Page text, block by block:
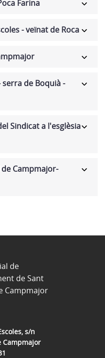
Farina
- veïnat de Roca
serra de Boquià -
Sindicat a l'esglèsia
Campmajor-
s/n
Campmajor
de
de Sant
Campmajor